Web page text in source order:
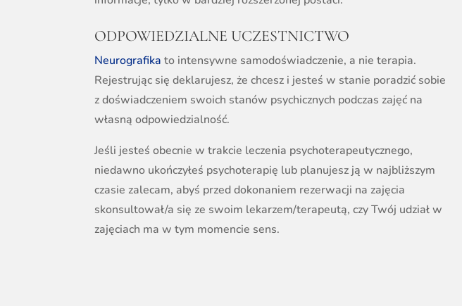
ODPOWIEDZIALNE UCZESTNICTWO
Neurografika to intensywne samodoświadczenie, a nie terapia.
Rejestrując się deklarujesz, że chcesz i jesteś w stanie poradzić sobie
z doświadczeniem swoich stanów psychicznych podczas zajęć na
własną odpowiedzialność.
Jeśli jesteś obecnie w trakcie leczenia psychoterapeutycznego,
niedawno ukończyłeś psychoterapię lub planujesz ją w najbliższym
czasie zalecam, abyś przed dokonaniem rezerwacji na zajęcia
skonsultował/a się ze swoim lekarzem/terapeutą, czy Twój udział w
zajęciach ma w tym momencie sens.